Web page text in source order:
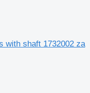
with shaft 1732002 za